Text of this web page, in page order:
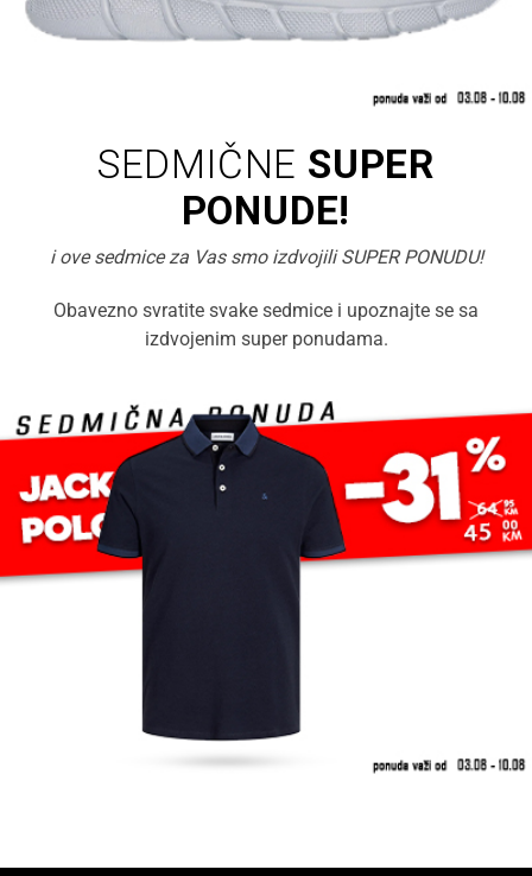
SEDMIČNE SUPER
PONUDE!
i ove sedmice za Vas smo izdvojili SUPER PONUDU!
Obavezno svratite svake sedmice i upoznajte se sa
izdvojenim super ponudama.